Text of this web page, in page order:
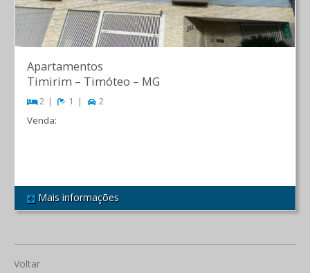
REF 590
Apartamentos
Timirim – Timóteo – MG
2 1 2
Venda:
Mais informações
Voltar